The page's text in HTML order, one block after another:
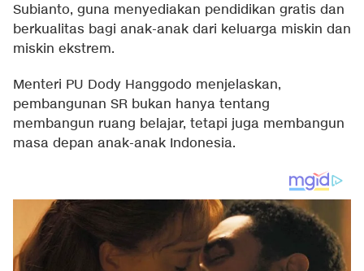
Subianto, guna menyediakan pendidikan gratis dan
berkualitas bagi anak-anak dari keluarga miskin dan
miskin ekstrem.
Menteri PU Dody Hanggodo menjelaskan,
pembangunan SR bukan hanya tentang
membangun ruang belajar, tetapi juga membangun
masa depan anak-anak Indonesia.